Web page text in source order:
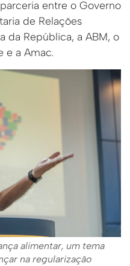
entre o Governo
de Relações
da República, a ABM, o
e a Amac.
alimentar, um tema
na regularização